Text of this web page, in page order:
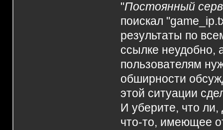
"Постоянный
поискал
результаты по
ссылке неудобно,
пользователям
обширности
этой ситуации
И уберите, что
что-то, имеющее